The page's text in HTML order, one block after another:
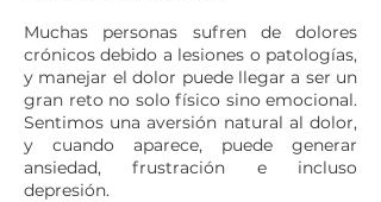
Muchas personas sufren de dolores
crónicos debido a lesiones o patologías,
y manejar el dolor puede llegar a ser un
gran reto no solo físico sino emocional.
Sentimos una aversión natural al dolor,
y cuando aparece, puede generar
ansiedad, frustración e incluso
depresión.